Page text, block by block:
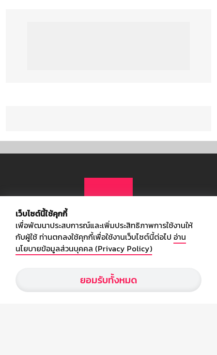
เกี่ยวกับเรา
อัพเดทข่าวสารวงการกีฬา ฟุตบอล ผลบอล ผลฟุตบอลทั่วโลก ฟรีเมียร์
ลีก ไทยลีก ฟุตบอลโลก ยูฟ่าแซมเปี้ยนส์ลีก พร้อมทั้งวิเคราะห์บอล จาก
เว็บไซต์นี้ใช้คุกกี้
เพื่อพัฒนาประสบการณ์และเพิ่มประสิทธิภาพการใช้งานให้
กับผู้ใช้ ท่านตกลงใช้คุกกี้เพื่อใช้งานเว็บไซต์นี้ต่อไป อ่าน
นโยบายข้อมูลส่วนบุคคล (Privacy Policy)
ยอมรับทั้งหมด